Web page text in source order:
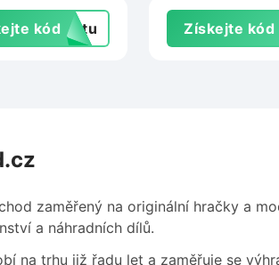
kódextu Získejte kód
zaměřený na originální hračky a
a náhradních dílů.
na trhu již řadu let a zaměřuje se